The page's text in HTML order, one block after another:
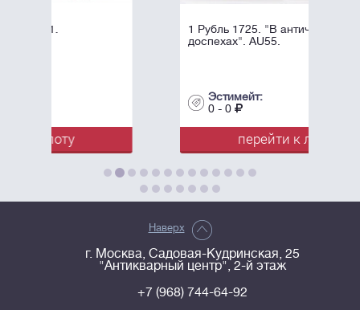
1 Рубль 1725. "В античных
доспехах". AU55.
перейти к лоту
Наверх
г. Москва, Садовая-Кудринская, 25
"Антикварный центр", 2-й этаж
+7 (968) 744-64-92